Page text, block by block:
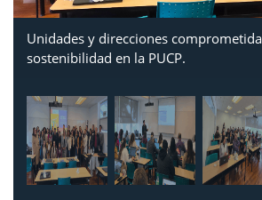
Unidades y direcciones
sostenibilidad en la PUCP.